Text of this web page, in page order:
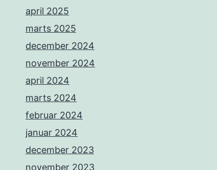
april 2025
marts 2025
december 2024
november 2024
april 2024
marts 2024
februar 2024
januar 2024
december 2023
november 2023